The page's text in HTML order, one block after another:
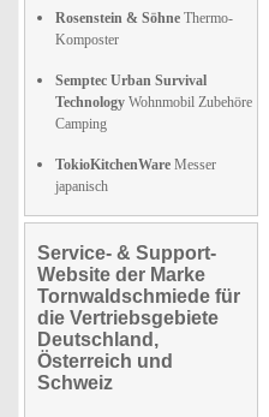
Rosenstein & Söhne Thermo-
Komposter
Semptec Urban Survival
Technology Wohnmobil Zubehöre
Camping
TokioKitchenWare Messer
japanisch
Service- & Support-
Website der Marke
Tornwaldschmiede für
die Vertriebsgebiete
Deutschland,
Österreich und
Schweiz